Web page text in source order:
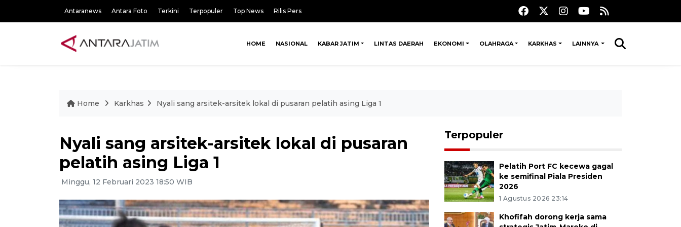
Antaranews Antara Foto Terkini Terpopuler Top News Rilis Pers
HOME NASIONAL KABAR JATIM LINTAS DAERAH EKONOMI OLAHRAGA KARKHAS LAINNYA
Home Karkhas Nyali sang arsitek-arsitek lokal di pusaran pelatih asing Liga 1
Nyali sang arsitek-arsitek lokal di pusaran
pelatih asing Liga 1
Minggu, 12 Februari 2023 18:50 WIB
Terpopuler
Pelatih Port FC kecewa gagal
ke semifinal Piala Presiden
2026
1 Agustus 2026 23:14
Khofifah dorong kerja sama